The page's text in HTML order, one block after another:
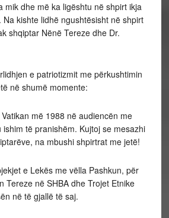
mik dhe më ka ligështu në shpirt ikja
kishte lidhë ngushtësisht në shpirt
shqiptar Nënë Tereze dhe Dr.
e patriotizmit me përkushtimin
në shumë momente:
më 1988 në audiencën me
ishim të pranishëm. Kujtoj se mesazhi
na mbushi shpirtrat me jetë!
e Lekës me vëlla Pashkun, për
Tereze në SHBA dhe Trojet Etnike
në të gjallë të saj.